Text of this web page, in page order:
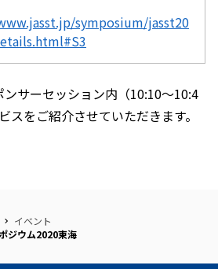
symposium/jasst20
サーセッション内（10:10～10:4
スをご紹介させていただきます。
イベント
ジウム2020東海